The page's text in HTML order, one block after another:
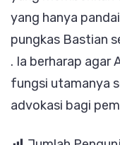
yang hanya
pungkas Bastian
. Ia berharap agar
fungsi utamanya
advokasi bagi